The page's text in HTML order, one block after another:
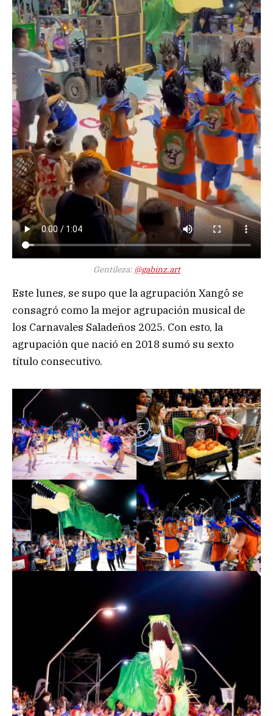
Gentileza:@gabinz.art
Este lunes, se supo que la agrupación Xangô se
consagró como la mejor agrupación musical de
los Carnavales Saladeños 2025. Con esto, la
agrupación que nació en 2018 sumó su sexto
título consecutivo.